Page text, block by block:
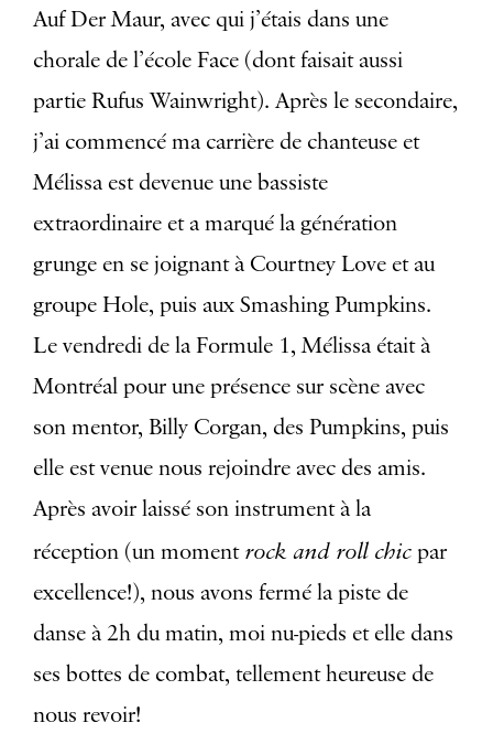
Auf Der Maur, avec qui j’étais dans une
chorale de l’école Face (dont faisait aussi
partie Rufus Wainwright). Après le secondaire,
j’ai commencé ma carrière de chanteuse et
Mélissa est devenue une bassiste
extraordinaire et a marqué la génération
grunge en se joignant à Courtney Love et au
groupe Hole, puis aux Smashing Pumpkins.
Le vendredi de la Formule 1, Mélissa était à
Montréal pour une présence sur scène avec
son mentor, Billy Corgan, des Pumpkins, puis
elle est venue nous rejoindre avec des amis.
Après avoir laissé son instrument à la
réception (un momentrock and roll chic par
excellence!), nous avons fermé la piste de
danse à 2h du matin, moi nu-pieds et elle dans
ses bottes de combat, tellement heureuse de
nous revoir!